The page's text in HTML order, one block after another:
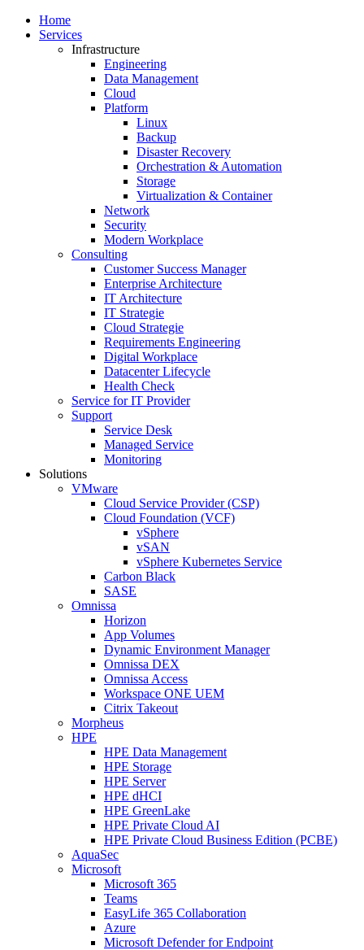
Home
Services
Infrastructure
Engineering
Data Management
Cloud
Platform
Linux
Backup
Disaster Recovery
Orchestration & Automation
Storage
Virtualization & Container
Network
Security
Modern Workplace
Consulting
Customer Success Manager
Enterprise Architecture
IT Architecture
IT Strategie
Cloud Strategie
Requirements Engineering
Digital Workplace
Datacenter Lifecycle
Health Check
Service for IT Provider
Support
Service Desk
Managed Service
Monitoring
Solutions
VMware
Cloud Service Provider (CSP)
Cloud Foundation (VCF)
vSphere
vSAN
vSphere Kubernetes Service
Carbon Black
SASE
Omnissa
Horizon
App Volumes
Dynamic Environment Manager
Omnissa DEX
Omnissa Access
Workspace ONE UEM
Citrix Takeout
Morpheus
HPE
HPE Data Management
HPE Storage
HPE Server
HPE dHCI
HPE GreenLake
HPE Private Cloud AI
HPE Private Cloud Business Edition (PCBE)
AquaSec
Microsoft
Microsoft 365
Teams
EasyLife 365 Collaboration
Azure
Microsoft Defender for Endpoint